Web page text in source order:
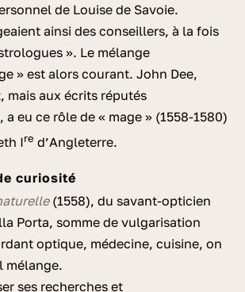
de Louise de Savoie.
ainsi des conseillers, à la fois
». Le mélange
» est alors courant. John Dee,
mais aux écrits réputés
a eu ce rôle de « mage » (1558-1580)
Ire d’Angleterre.
curiosité
(1558), du savant-opticien
Porta, somme de vulgarisation
optique, médecine, cuisine, on
mélange.
ses recherches et